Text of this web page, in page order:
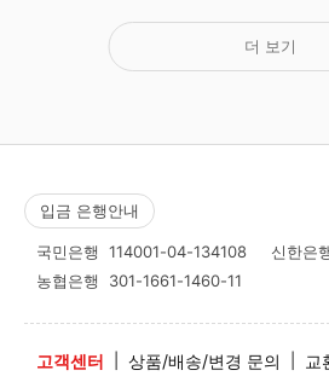
더 보기
입금 은행안내
국민은행 114001-04-134108 신한은
농협은행 301-1661-1460-11
고객센터 상품/배송/변경 문의 교